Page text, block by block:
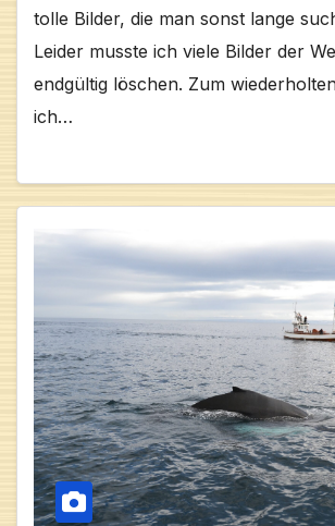
tolle Bilder, die man sonst lange
Leider musste ich viele Bilder der
endgültig löschen. Zum
ich…